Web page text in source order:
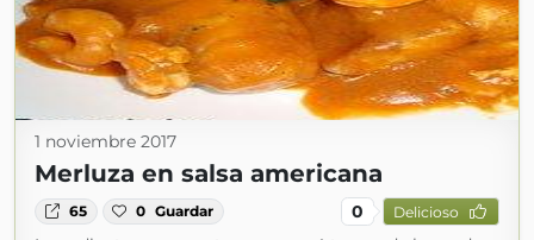
1 noviembre 2017
Merluza en salsa americana
65 0 Guardar 0 Delicioso